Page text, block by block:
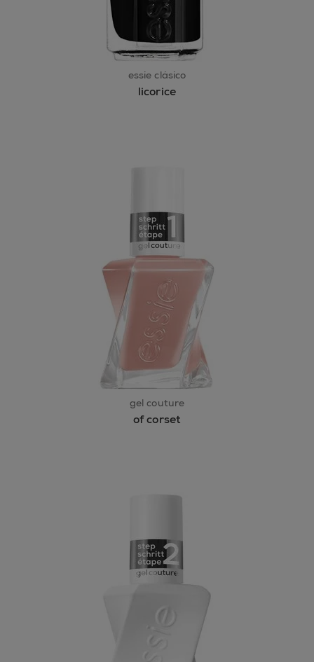
essie clásico
licorice
gel couture
of corset